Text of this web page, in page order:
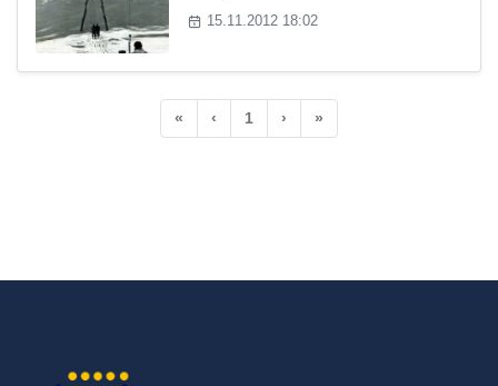
15.11.2012 18:02
« ‹ 1 › »